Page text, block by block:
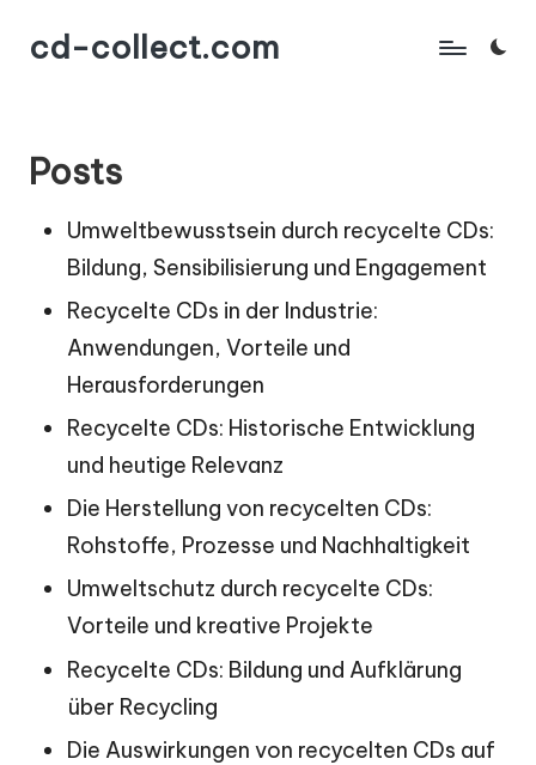
Skipcd-collect.com
Posts
Umweltbewusstsein durch recycelte CDs:
Bildung, Sensibilisierung und Engagement
Recycelte CDs in der Industrie:
Anwendungen, Vorteile und
Herausforderungen
Recycelte CDs: Historische Entwicklung
und heutige Relevanz
Die Herstellung von recycelten CDs:
Rohstoffe, Prozesse und Nachhaltigkeit
Umweltschutz durch recycelte CDs:
Vorteile und kreative Projekte
Recycelte CDs: Bildung und Aufklärung
über Recycling
Die Auswirkungen von recycelten CDs auf